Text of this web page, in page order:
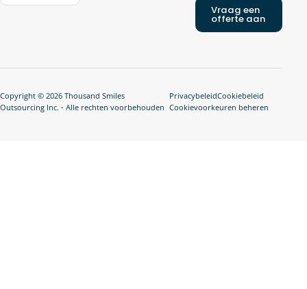
Vraag een
offerte aan
Copyright © 2026 Thousand Smiles
Outsourcing Inc. - Alle rechten voorbehouden
PrivacybeleidCookiebeleid
Cookievoorkeuren beheren